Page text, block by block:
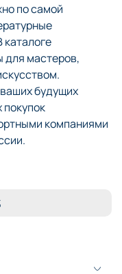
по самой
для мастеров,
будущих
компаниями